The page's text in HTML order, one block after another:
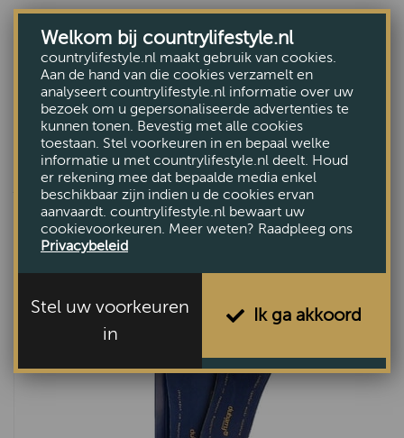
Deze maat is uitverkocht
Bekijk alle Inlegzolen
ANDEREN BEKEKEN OOK
Welkom bij countrylifestyle.nl
countrylifestyle.nl maakt gebruik van cookies.
Aan de hand van die cookies verzamelt en
analyseert countrylifestyle.nl informatie over uw
bezoek om u gepersonaliseerde advertenties te
kunnen tonen. Bevestig met alle cookies
toestaan. Stel voorkeuren in en bepaal welke
informatie u met countrylifestyle.nl deelt. Houd
er rekening mee dat bepaalde media enkel
beschikbaar zijn indien u de cookies ervan
aanvaardt. countrylifestyle.nl bewaart uw
cookievoorkeuren. Meer weten? Raadpleeg ons
Privacybeleid
Stel uw voorkeuren
in
Ik ga akkoord